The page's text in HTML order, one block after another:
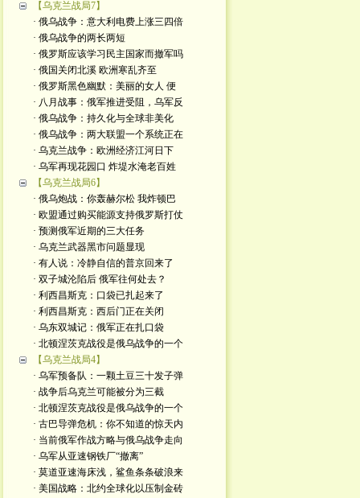
【乌克兰战局7】
· 俄乌战争：意大利电费上涨三四倍
· 俄乌战争的两长两短
· 俄罗斯应该学习民主国家而撤军吗
· 俄国关闭北溪 欧洲寒乱齐至
· 俄罗斯黑色幽默：美丽的女人 便
· 八月战事：俄军推进受阻，乌军反
· 俄乌战争：持久化与全球非美化
· 俄乌战争：两大联盟一个系统正在
· 乌克兰战争：欧洲经济江河日下
· 乌军再现花园口 炸堤水淹老百姓
【乌克兰战局6】
· 俄乌炮战：你轰赫尔松 我炸顿巴
· 欧盟通过购买能源支持俄罗斯打仗
· 预测俄军近期的三大任务
· 乌克兰武器黑市问题显现
· 有人说：冷静自信的普京回来了
· 双子城沦陷后 俄军往何处去？
· 利西昌斯克：口袋已扎起来了
· 利西昌斯克：西后门正在关闭
· 乌东双城记：俄军正在扎口袋
· 北顿涅茨克战役是俄乌战争的一个
【乌克兰战局4】
· 乌军预备队：一颗土豆三十发子弹
· 战争后乌克兰可能被分为三截
· 北顿涅茨克战役是俄乌战争的一个
· 古巴导弹危机：你不知道的惊天内
· 当前俄军作战方略与俄乌战争走向
· 乌军从亚速钢铁厂“撤离”
· 莫道亚速海床浅，鲨鱼条条破浪来
· 美国战略：北约全球化以压制金砖